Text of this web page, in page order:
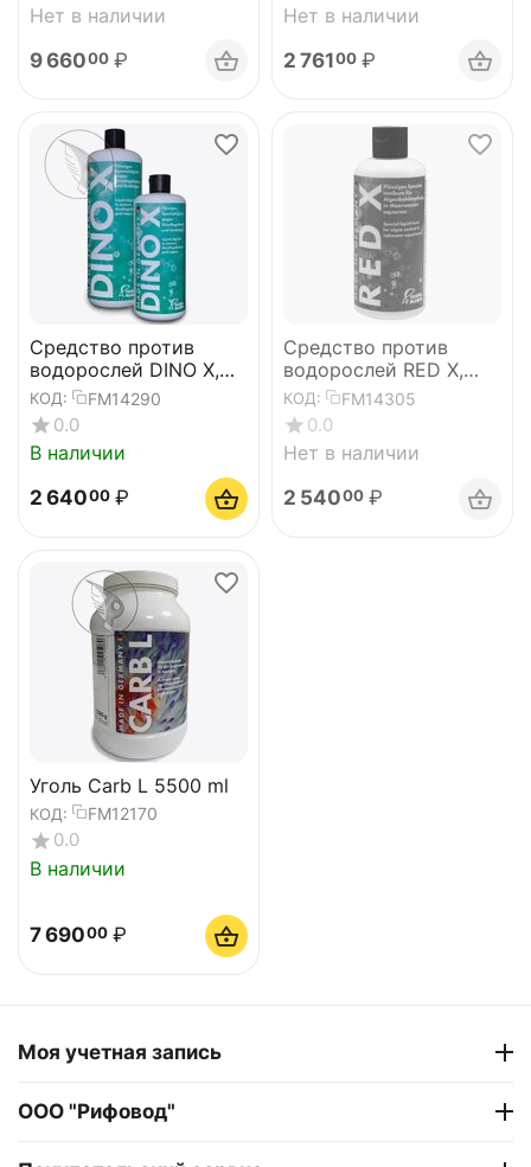
Нет в наличии
9 66000 ₽
Нет в наличии
2 76100 ₽
Средство против
водорослей DINO X,
250мл
КОД: FM14290
0.0
В наличии
2 64000 ₽
Средство против
водорослей RED X,
250мл
КОД: FM14305
0.0
Нет в наличии
2 54000 ₽
Уголь Carb L 5500 ml
КОД: FM12170
0.0
В наличии
7 69000 ₽
Моя учетная запись
ООО "Рифовод"